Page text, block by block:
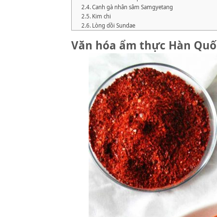
Canh gà nhân sâm Samgyetang
Kim chi
Lòng dồi Sundae
Văn hóa ẩm thực Hàn